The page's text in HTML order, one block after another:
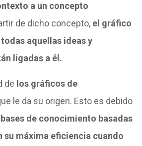
a un concepto
de dicho concepto, el gráfico
aquellas ideas y
ligadas a él.
de los gráficos de
le da su origen. Esto es debido
bases de conocimiento basadas
su máxima eficiencia cuando